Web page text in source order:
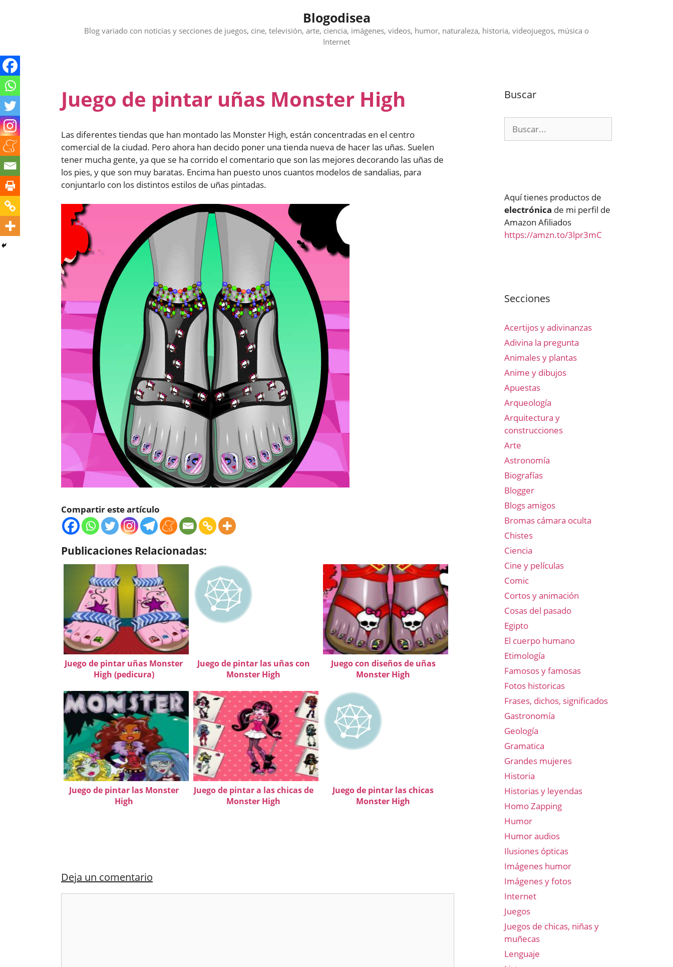
Blogodisea
Blog variado con noticias y secciones de juegos, cine, televisión, arte, ciencia, imágenes, videos, humor, naturaleza, historia, videojuegos, música o
Internet
Juego de pintar uñas Monster High
Las diferentes tiendas que han montado las Monster High, están concentradas en el centro
comercial de la ciudad. Pero ahora han decido poner una tienda nueva de hacer las uñas. Suelen
tener mucha gente, ya que se ha corrido el comentario que son las mejores decorando las uñas de
los pies, y que son muy baratas. Encima han puesto unos cuantos modelos de sandalias, para
conjuntarlo con los distintos estilos de uñas pintadas.
Compartir este artículo
Publicaciones Relacionadas:
Juego de pintar uñas Monster
High (pedicura)
Juego de pintar las uñas con
Monster High
Juego con diseños de uñas
Monster High
Juego de pintar las Monster
High
Juego de pintar a las chicas de
Monster High
Juego de pintar las chicas
Monster High
Deja un comentario
Buscar
Aquí tienes productos de
electrónica de mi perfil de
Amazon Afiliados
https://amzn.to/3lpr3mC
Secciones
Acertijos y adivinanzas
Adivina la pregunta
Animales y plantas
Anime y dibujos
Apuestas
Arqueología
Arquitectura y
construcciones
Arte
Astronomía
Biografías
Blogger
Blogs amigos
Bromas cámara oculta
Chistes
Ciencia
Cine y películas
Comic
Cortos y animación
Cosas del pasado
Egipto
El cuerpo humano
Etimología
Famosos y famosas
Fotos historicas
Frases, dichos, significados
Gastronomía
Geología
Gramatica
Grandes mujeres
Historia
Historias y leyendas
Homo Zapping
Humor
Humor audios
Ilusiones ópticas
Imágenes humor
Imágenes y fotos
Internet
Juegos
Juegos de chicas, niñas y
muñecas
Lenguaje